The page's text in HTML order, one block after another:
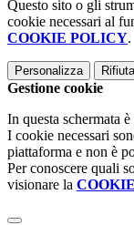
Questo sito o gli
cookie necessari al
COOKIE POLICY.
Personalizza
Gestione cookie
In questa schermata
I cookie necessari
piattaforma e non è
Per conoscere quali
visionare la